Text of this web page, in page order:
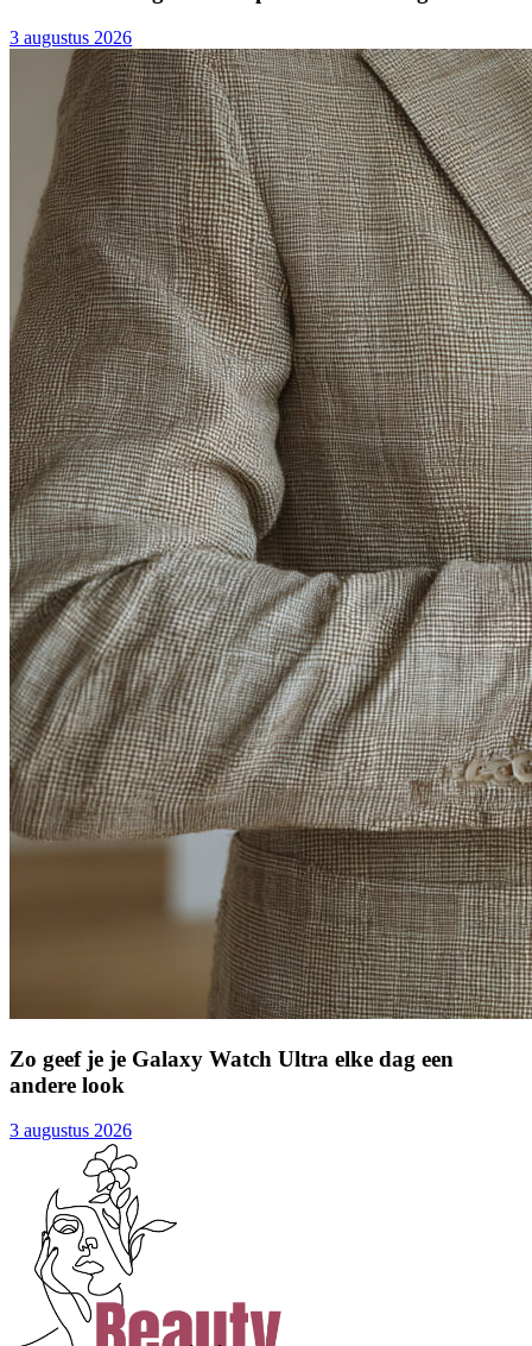
3 augustus 2026
Zo geef je je Galaxy Watch Ultra elke dag een
andere look
3 augustus 2026